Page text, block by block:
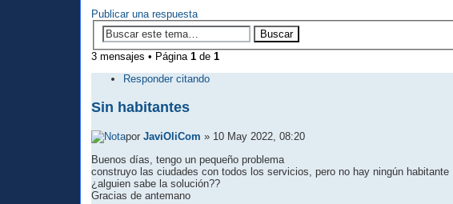
Publicar una respuesta
3 mensajes • Página1 de1
Responder citando
Sin habitantes
porJaviOliCom » 10 May 2022, 08:20
Buenos días, tengo un pequeño problema
construyo las ciudades con todos los servicios, pero no hay ningún habitante
¿alguien sabe la solución??
Gracias de antemano